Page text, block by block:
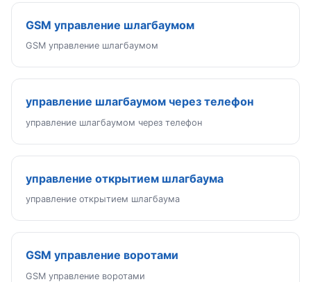
GSM управление шлагбаумом
GSM управление шлагбаумом
управление шлагбаумом через телефон
управление шлагбаумом через телефон
управление открытием шлагбаума
управление открытием шлагбаума
GSM управление воротами
GSM управление воротами